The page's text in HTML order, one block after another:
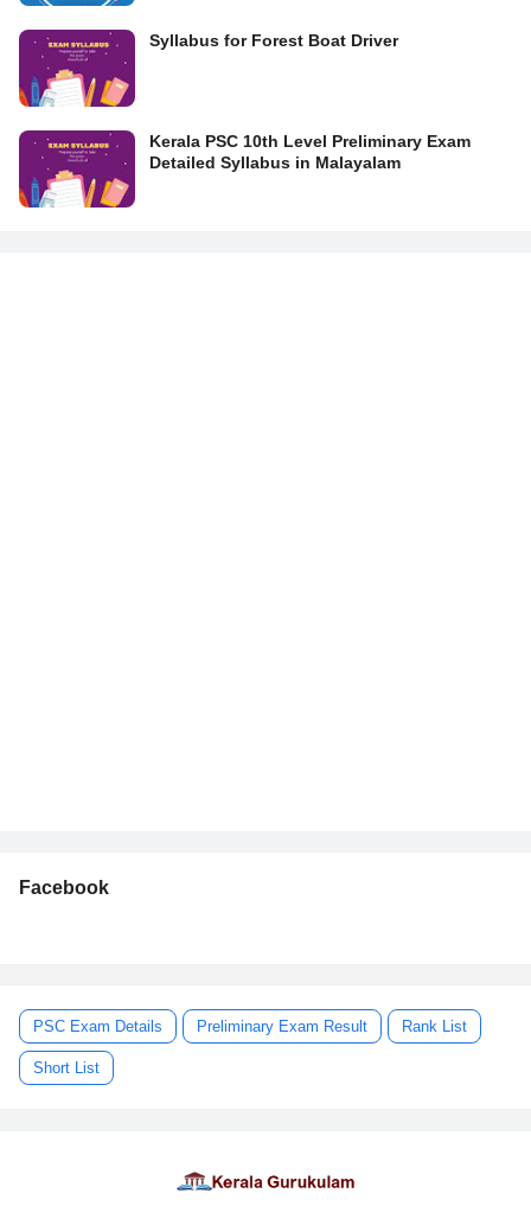
Syllabus for Forest Boat Driver
Kerala PSC 10th Level Preliminary Exam
Detailed Syllabus in Malayalam
Facebook
PSC Exam Details Preliminary Exam Result Rank List
Short List